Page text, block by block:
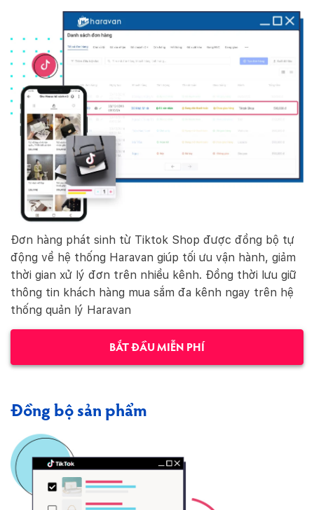
Đơn hàng phát sinh từ Tiktok Shop được đồng bộ tự
động về hệ thống Haravan giúp tối ưu vận hành, giảm
thời gian xử lý đơn trên nhiều kênh. Đồng thời lưu giữ
thông tin khách hàng mua sắm đa kênh ngay trên hệ
thống quản lý Haravan
BẮT ĐẦU MIỄN PHÍ
Đồng bộ sản phẩm